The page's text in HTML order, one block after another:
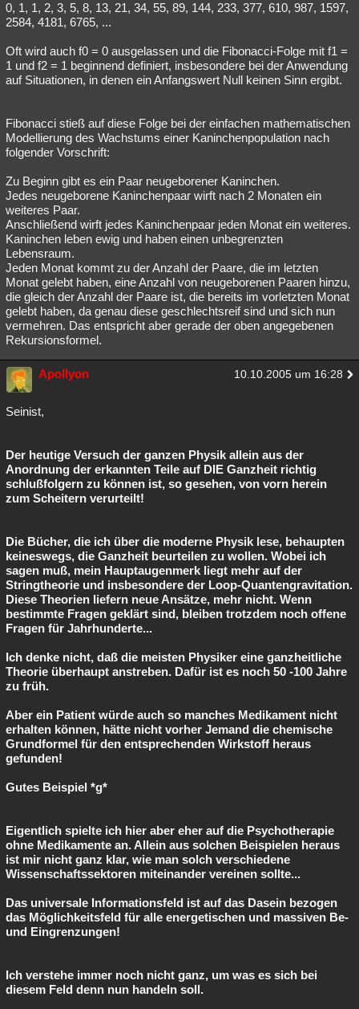
0, 1, 1, 2, 3, 5, 8, 13, 21, 34, 55, 89, 144, 233, 377, 610, 987, 1597,
2584, 4181, 6765, ...
Oft wird auch f0 = 0 ausgelassen und die Fibonacci-Folge mit f1 =
1 und f2 = 1 beginnend definiert, insbesondere bei der Anwendung
auf Situationen, in denen ein Anfangswert Null keinen Sinn ergibt.
Fibonacci stieß auf diese Folge bei der einfachen mathematischen
Modellierung des Wachstums einer Kaninchenpopulation nach
folgender Vorschrift:
Zu Beginn gibt es ein Paar neugeborener Kaninchen.
Jedes neugeborene Kaninchenpaar wirft nach 2 Monaten ein
weiteres Paar.
Anschließend wirft jedes Kaninchenpaar jeden Monat ein weiteres.
Kaninchen leben ewig und haben einen unbegrenzten
Lebensraum.
Jeden Monat kommt zu der Anzahl der Paare, die im letzten
Monat gelebt haben, eine Anzahl von neugeborenen Paaren hinzu,
die gleich der Anzahl der Paare ist, die bereits im vorletzten Monat
gelebt haben, da genau diese geschlechtsreif sind und sich nun
vermehren. Das entspricht aber gerade der oben angegebenen
Rekursionsformel.
Apollyon 10.10.2005 um 16:28
Seinist,
Der heutige Versuch der ganzen Physik allein aus der
Anordnung der erkannten Teile auf DIE Ganzheit richtig
schlußfolgern zu können ist, so gesehen, von vorn herein
zum Scheitern verurteilt!
Die Bücher, die ich über die moderne Physik lese, behaupten
keineswegs, die Ganzheit beurteilen zu wollen. Wobei ich
sagen muß, mein Hauptaugenmerk liegt mehr auf der
Stringtheorie und insbesondere der Loop-Quantengravitation.
Diese Theorien liefern neue Ansätze, mehr nicht. Wenn
bestimmte Fragen geklärt sind, bleiben trotzdem noch offene
Fragen für Jahrhunderte...
Ich denke nicht, daß die meisten Physiker eine ganzheitliche
Theorie überhaupt anstreben. Dafür ist es noch 50 -100 Jahre
zu früh.
Aber ein Patient würde auch so manches Medikament nicht
erhalten können, hätte nicht vorher Jemand die chemische
Grundformel für den entsprechenden Wirkstoff heraus
gefunden!
Gutes Beispiel *g*
Eigentlich spielte ich hier aber eher auf die Psychotherapie
ohne Medikamente an. Allein aus solchen Beispielen heraus
ist mir nicht ganz klar, wie man solch verschiedene
Wissenschaftssektoren miteinander vereinen sollte...
Das universale Informationsfeld ist auf das Dasein bezogen
das Möglichkeitsfeld für alle energetischen und massiven Be-
und Eingrenzungen!
Ich verstehe immer noch nicht ganz, um was es sich bei
diesem Feld denn nun handeln soll.